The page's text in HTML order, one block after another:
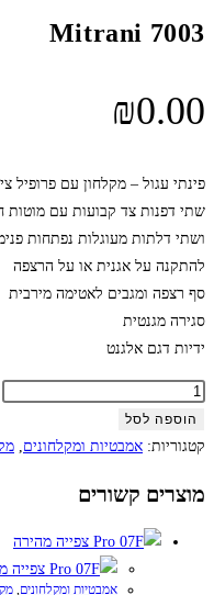
Mitrani 7003
₪0.00
פינתי עגול – מקלחון עם פרופיל
שתי דפנות צד קבועות עם מוטות
ושתי דלתות מעוגלות נפתחות
להתקנה על אגנית או על הרצפה
סף רצפה ומגבים לאטימה מירבית
סגירה מגנטית
ידיות דגם אלגנט
הוספה לסל
קטגוריות: אמבטיות ומקלחונים,
מוצרים קשורים
צפייה מהירה
צפייה
אמבטיות ומקלחונים